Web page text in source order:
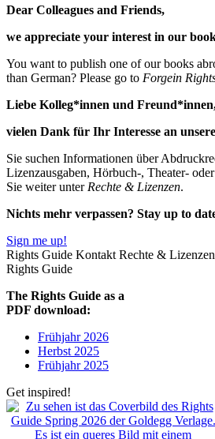
Dear Colleagues and Friends,
we appreciate your interest in our
You want to publish one of our books
than German? Please go to Forgein
Liebe Kolleg*innen und
vielen Dank für Ihr Interesse an
Sie suchen Informationen über
Lizenzausgaben, Hörbuch-, Theater-
Sie weiter unter Rechte & Lizenzen.
Nichts mehr verpassen? Stay up to
Sign me up!
Rights Guide Kontakt Rechte & Lizenzen
Rights Guide
The Rights Guide as a
PDF download:
Frühjahr 2026
Herbst 2025
Frühjahr 2025
Get inspired!